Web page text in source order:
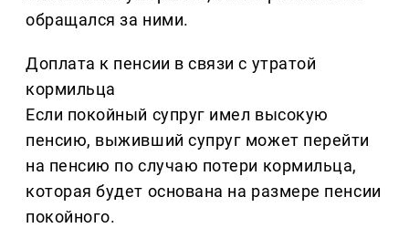
обращался за ними.
Доплата к пенсии в связи с утратой
кормильца
Если покойный супруг имел высокую
пенсию, выживший супруг может перейти
на пенсию по случаю потери кормильца,
которая будет основана на размере пенсии
покойного.